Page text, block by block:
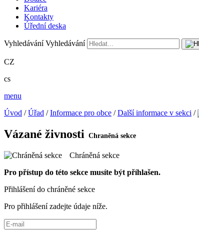
Kariéra
Kontakty
Úřední deska
Vyhledávání Vyhledávání
CZ
cs
menu
Úvod /Úřad /Informace pro obce /Další informace v sekci /
Vázané živnosti
Chráněná sekce
Pro přístup do této sekce musíte být příhlašen.
Přihlášení do chráněné sekce
Pro přihlášení zadejte údaje níže.